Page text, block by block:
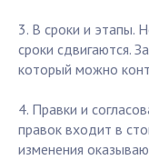
3. В сроки и этапы.
сроки сдвигаются.
который можно
4. Правки и
правок входит в
изменения